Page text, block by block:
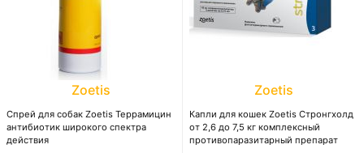
Zoetis
Спрей для собак Zoetis Террамицин
антибиотик широкого спектра
действия
Zoetis
Капли для кошек Zoetis Стронгхолд
от 2,6 до 7,5 кг комплексный
противопаразитарный препарат